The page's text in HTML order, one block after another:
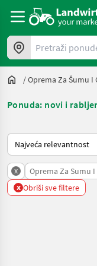
Pretraži ponude
/Oprema Za Šumu I
Ponuda: novi i
Način na koji sortira
x Oprema Za Sumu
x Obriši sve filtere